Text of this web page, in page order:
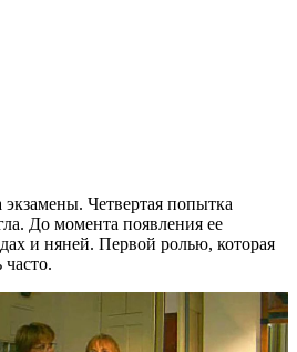
Четвертая попытка
До момента появления ее
и няней. Первой ролью, которая